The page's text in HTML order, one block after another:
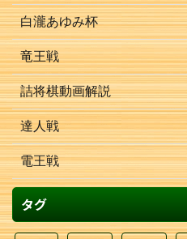
白瀧あゆみ杯
竜王戦
詰将棋動画解説
達人戦
電王戦
タグ